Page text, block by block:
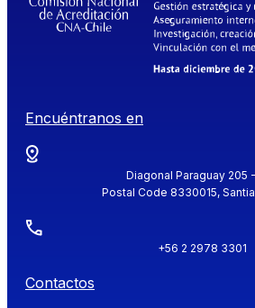
Encuéntranos en
Diagonal Paraguay 205
Postal Code 8330015,
+56 2 2978 3301
Contactos